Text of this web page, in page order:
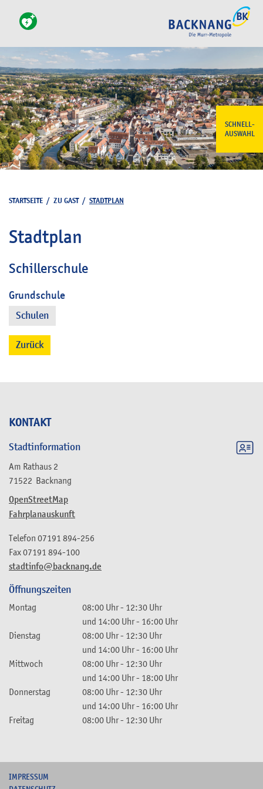
SCHNELL-
AUSWAHL
KONTAKT
Stadtinformation
Am Rathaus 2
71522 Backnang
OpenStreetMap
Fahrplanauskunft
stadtinfo@backnang.de
Telefon 07191 894-256
Fax07191 894-100
Öffnungszeiten
Montag 08:00 Uhr- 12:30 Uhr
und 14:00 Uhr- 16:00 Uhr
Dienstag
08:00 Uhr- 12:30 Uhr
und 14:00 Uhr- 16:00 Uhr
Mittwoch
08:00 Uhr- 12:30 Uhr
und 14:00 Uhr- 18:00 Uhr
Donnerstag
08:00 Uhr- 12:30 Uhr
und 14:00 Uhr- 16:00 Uhr
Freitag
08:00 Uhr- 12:30 Uhr
STARTSEITE / ZU GAST/ STADTPLAN
Stadtplan
Schillerschule
Grundschule
Schulen
Zurück
IMPRESSUM